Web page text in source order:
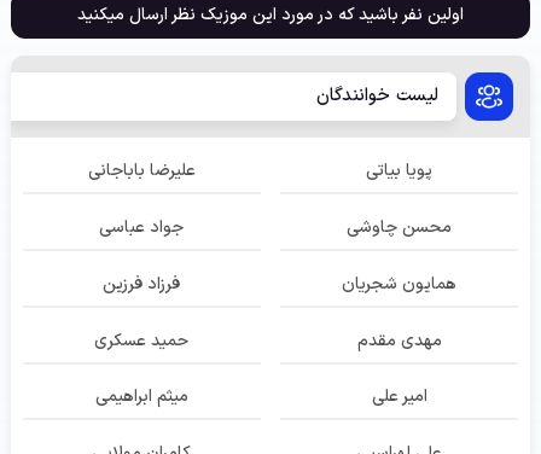
اولین نفر باشید که در مورد این موزیک نظر ارسال میکنید
لیست خوانندگان
پویا بیاتی علیرضا باباجانی
محسن چاوشی جواد عباسی
همایون شجریان فرزاد فرزین
مهدی مقدم حمید عسکری
امیر علی میثم ابراهیمی